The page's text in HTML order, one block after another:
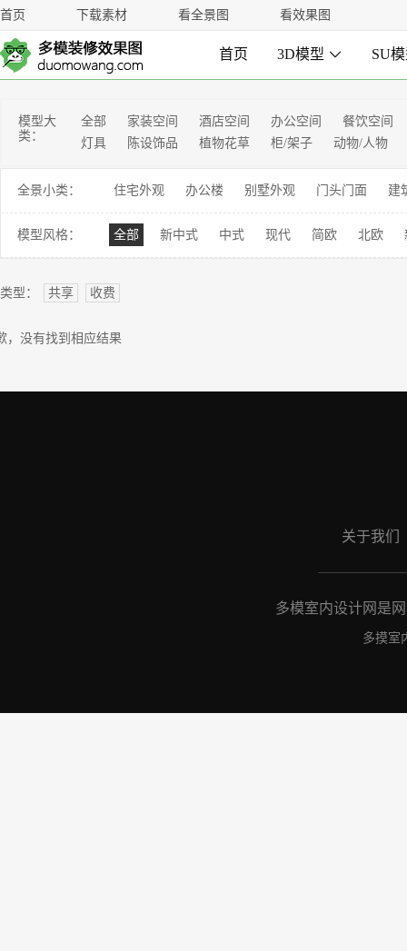
首页 下载素材 看全景图 看效果图
首页 3D模型  SU
模型大
类：
全部 家装空间 酒店空间 办公空间
餐饮空间
灯具
陈设饰品 植物花草 柜/架子 动物/人物
全景小类： 住宅外观 办公楼 别墅外观 门头门面 建
模型风格： 全部 新中式 中式 现代 简欧 北欧
类型： 共享 收费
，没有找到相应结果
关于我们
多模室内设计网是
多摸室